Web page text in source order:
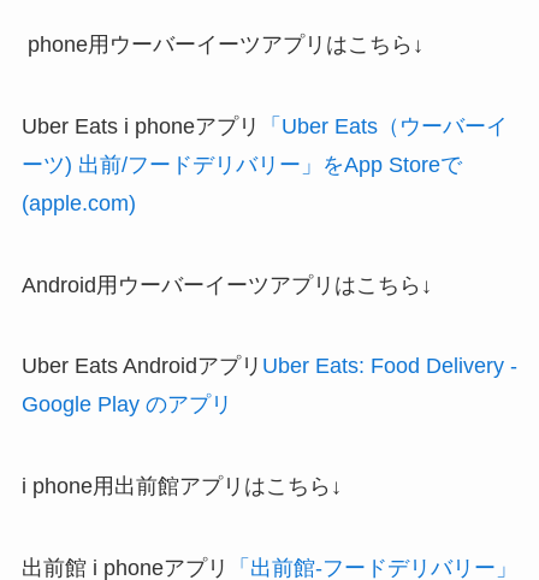
phone用ウーバーイーツアプリはこちら↓
Uber Eats i phoneアプリ
「Uber Eats（ウーバーイ
ーツ) 出前/フードデリバリー」をApp Storeで
(apple.com)
Android用ウーバーイーツアプリはこちら↓
Uber Eats Androidアプリ Uber Eats: Food Delivery -
Google Play のアプリ
i phone用出前館アプリはこちら↓
出前館 i phoneアプリ 「出前館-フードデリバリー」